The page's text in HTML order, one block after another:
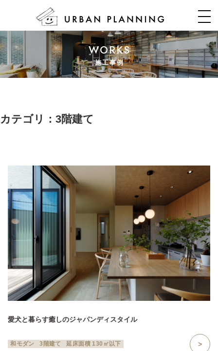
WORKS
施工事例
カテゴリ：3階建て
愛犬と暮らす癒しのジャパンディスタイル
和モダン 3階建て 延床面積 130㎡以下